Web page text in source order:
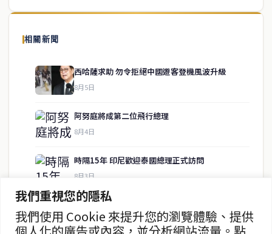
我們重視您的隱私
我們使用 Cookie 來提升您的瀏覽體驗、提供
個人化的廣告或內容，並分析網站流量。點
相關新聞
西哈薩求助 勿令拒絕中國遊客登機風波升級
8月5日
阿努庭將成第二位飛行總理
8月4日
時隔1​​5年 印尼歡迎泰國總理正式訪問
8月3日
近6000人公考舞弊 一律追究刑事責任
8月3日
泰國中文新聞（TCN）是一家總部設於曼谷的中文新聞媒體，致力於
供即時、客觀、多元的中文新聞內容。
房地產
聯絡資訊